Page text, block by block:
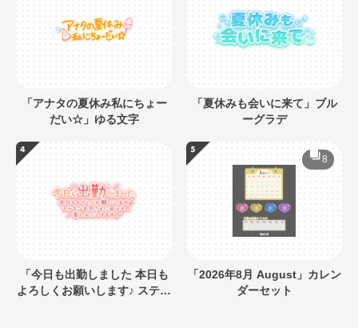
「アナタの夏休み私にちょー
だい☆」ゆる文字
「夏休みも会いに来て」ブル
ーグラデ
「今日も出勤しました 本日も
よろしくお願いします♪ ステキ
8
「2026年8月 August」カレン
ダーセット